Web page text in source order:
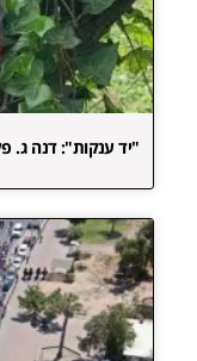
"יד ענקות": דנה ג.